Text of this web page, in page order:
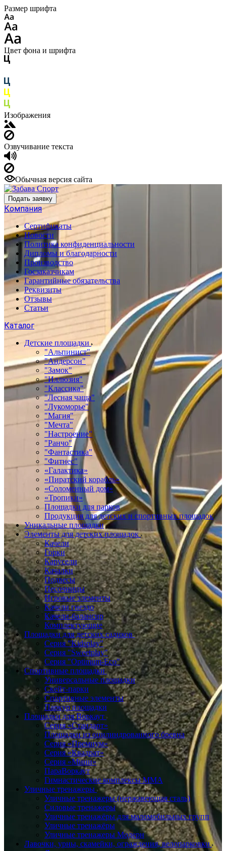
Размер шрифта
Цвет фона и шрифта
Изображения
Озвучивание текста
Обычная версия сайта
Подать заявку
Компания
Сертификаты
Новости
Политика конфиденциальности
Дипломы и благодарности
Производство
Госзаказчикам
Гарантийные обязательства
Реквизиты
Отзывы
Статьи
Каталог
Детские площадки
"Альпинист"
"Андерсон"
"Замок"
"Иллюзия"
"Классика"
"Лесная чаща"
"Лукоморье"
"Магия"
"Мечта"
"Настроение"
"Ранчо"
"Фантастика"
"Фитнес"
«Галактика»
«Пиратский корабль»
«Соломенный дом»
«Тропики»
Площадки для парков
Продукция для детских и спортивных площадок
Уникальные площадки
Элементы для детских площадок
Качели
Горки
Карусели
Качалки
Подвесы
Песочницы
Игровые элементы
Качели гнездо
Качели-балансир
Комплектующие
Площадки для детских садиков
Серия "Kidsplay"
Серия "Sweetplay"
Серия "Оptimum-Еco"
Спортивные площадки
Универсальные площадки
Скейт-парки
Спортивные элементы
Паркур площадки
Площадки для Воркаут
Серия «Стандарт»
Площадки из оцилиндрованного бревна
Серия «Премиум»
Серия «Квадрат»
Серия «Мини»
ПараВоркаут
Гимнастические комплексы ММА
Уличные тренажеры
Уличные тренажеры (нержавеющая сталь)
Силовые тренажеры
Уличные тренажёры для маломобильных групп
Уличные тренажёры
Уличные тренажеры Модерн
Лавочки, урны, скамейки, ограждения, велопарковки